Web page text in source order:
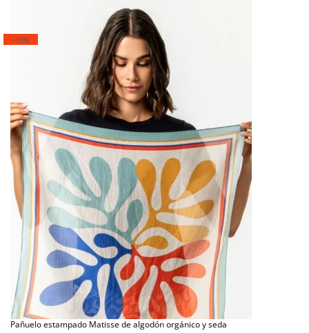
-10%
Pañuelo estampado Matisse de algodón orgánico y seda